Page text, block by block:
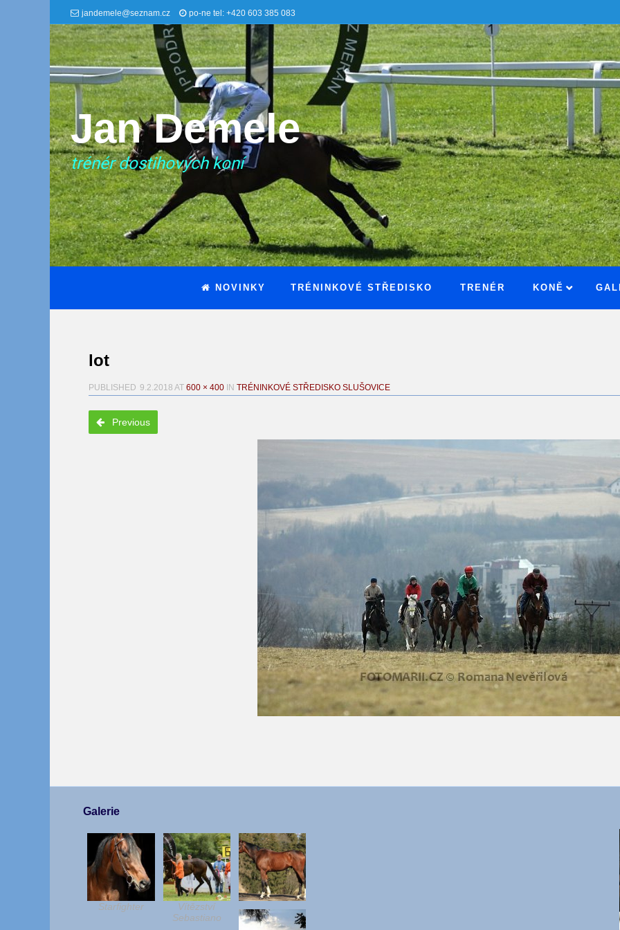
jandemele@seznam.cz po-ne tel: +420 603 385 083
Jan Demele
trénér dostihových koní
NOVINKY TRÉNINKOVÉ STŘEDISKO TRENÉR KONĚ
lot
PUBLISHED 9.2.2018 AT 600 × 400 IN TRÉNINKOVÉ STŘEDISKO SLUŠOVICE
Previous
Galerie
Starfighter
Vítězství
Sebastiano